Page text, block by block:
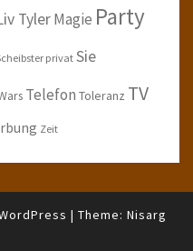
TylerMagie Party
privatSie
Telefon Toleranz TV
Zeit
| Theme: Nisarg